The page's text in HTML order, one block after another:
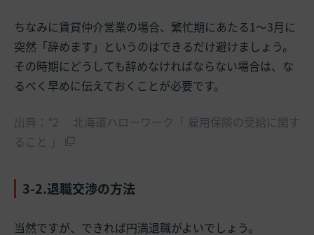
ちなみに賃貸仲介営業の場合、繁忙期にあたる1〜3月に
突然「辞めます」というのはできるだけ避けましょう。
その時期にどうしても辞めなければならない場合は、な
るべく早めに伝えておくことが必要です。
出典：*2 北海道ハローワーク「 雇用保険の受給に関す
ること 」
3-2.退職交渉の方法
当然ですが、できれば円満退職がよいでしょう。